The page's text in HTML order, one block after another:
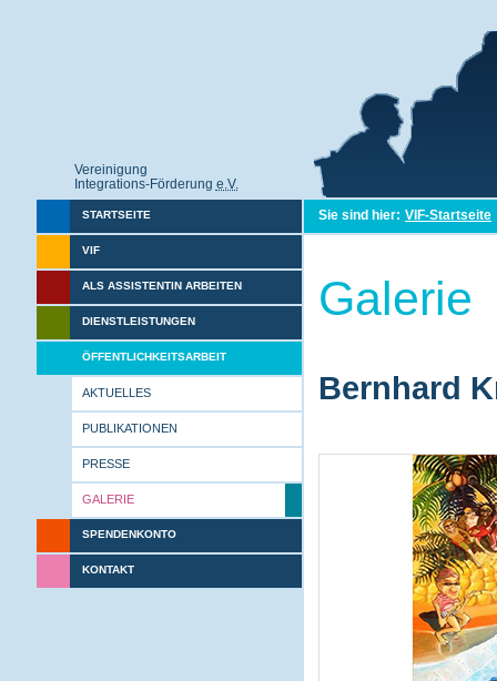
Vereinigung
Integrations-Förderung e.V.
STARTSEITE
VIF
ALS ASSISTENTIN ARBEITEN
DIENSTLEISTUNGEN
ÖFFENTLICHKEITSARBEIT
AKTUELLES
PUBLIKATIONEN
PRESSE
GALERIE
SPENDENKONTO
KONTAKT
Sie sind hier: VIF-Startseite
Galerie
Bernhard